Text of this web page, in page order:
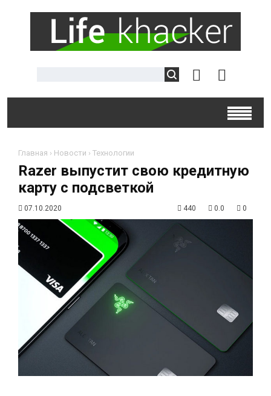
Главная › Новости › Технологии
Razer выпустит свою кредитную
карту с подсветкой
07.10.2020 440 0.0 0